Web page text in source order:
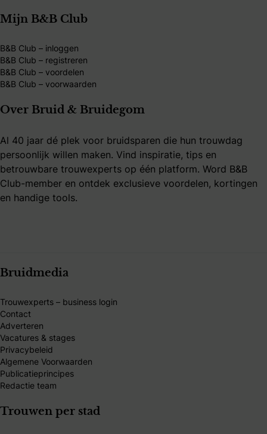
Mijn B&B Club
B&B Club – inloggen
B&B Club – registreren
B&B Club – voordelen
B&B Club – voorwaarden
Over Bruid & Bruidegom
Al 40 jaar dé plek voor bruidsparen die hun trouwdag
persoonlijk willen maken. Vind inspiratie, tips en
betrouwbare trouwexperts op één platform. Word B&B
Club-member en ontdek exclusieve voordelen, kortingen
en handige tools.
Bruidmedia
Trouwexperts – business login
Contact
Adverteren
Vacatures & stages
Privacybeleid
Algemene Voorwaarden
Publicatieprincipes
Redactie team
Trouwen per stad